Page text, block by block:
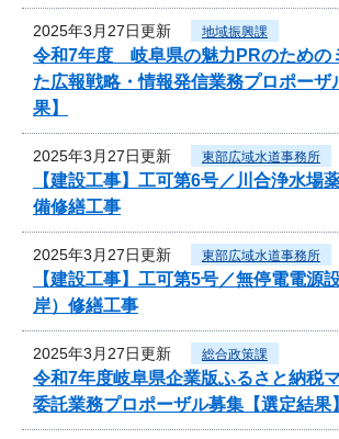
2025年3月27日更新 地域振興課
令和7年度 岐阜県の魅力PRのための
た広報戦略・情報発信業務プロポーザ
果】
2025年3月27日更新 東部広域水道事務所
【建設工事】工可第6号／川合浄水場
備修繕工事
2025年3月27日更新 東部広域水道事務所
【建設工事】工可第5号／無停電電源
岸）修繕工事
2025年3月27日更新 総合政策課
令和7年度岐阜県企業版ふるさと納税
委託業務プロポーザル募集【選定結果】